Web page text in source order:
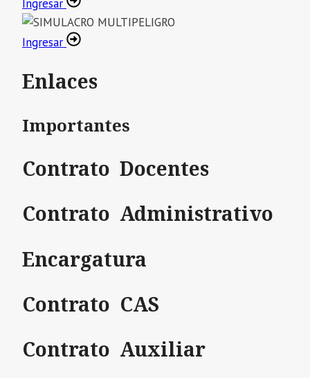
Ingresar
Ingresar
Enlaces
Importantes
Contrato Docentes
Contrato Administrativo
Encargatura
Contrato CAS
Contrato Auxiliar